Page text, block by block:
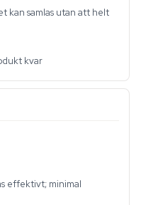
kan samlas utan att helt
kvar
effektivt; minimal